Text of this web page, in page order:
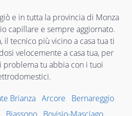
e in tutta la provincia di Monza
capillare e sempre aggiornato.
il tecnico più vicino a casa tua ti
velocemente a casa tua, per
problema tu abbia con i tuoi
Brianza Arcore
Bernareggio